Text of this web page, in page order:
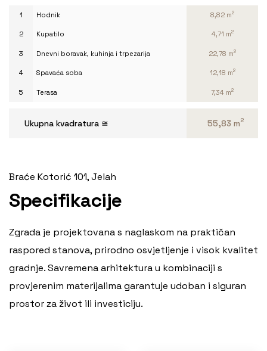
1 Hodnik 8,82 m2
2 Kupatilo 4,71 m2
3 Dnevni boravak, kuhinja i trpezarija 22,78 m2
4 Spavaća soba 12,18 m2
5 Terasa 7,34 m2
Ukupna kvadratura ≅ 55,83 m2
Braće Kotorić 101, Jelah
Specifikacije
Zgrada je projektovana s naglaskom na praktičan
raspored stanova, prirodno osvjetljenje i visok kvalitet
gradnje. Savremena arhitektura u kombinaciji s
provjerenim materijalima garantuje udoban i siguran
prostor za život ili investiciju.